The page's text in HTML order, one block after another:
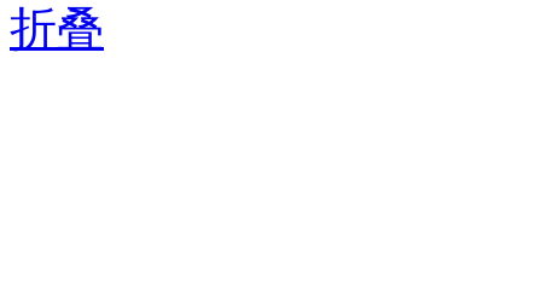
折叠